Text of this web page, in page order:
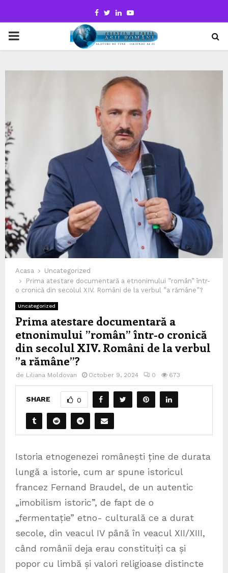
Facebook
TwitterLinkedinYoutube
PRIMARY
Acasa
Uncategorized
Prima atestare documentară a etnonimului ”român” într-
o cronică din secolul XIV. Români de la verbul ”a rămâne”?
Uncategorized
Prima atestare documentară a
etnonimului ”român” într-o cronică
din secolul XIV. Români de la verbul
”a rămâne”?
de Liliana Moldovan October 9, 2024 0 673
SHARE 0
Istoria etnogenezei românești ține de durata
lungă a istorie, cum ar spune istoricul
francez Fernand Braudel, de un autentic
„imobilism istoric”, de fapt de o
„fermentație” etno- culturală ce a durat
secole, din veacul IV până în veacul XII/XIII,
când românii deja erau constituiți ca și
popor cu limbă și valori religioase distincte